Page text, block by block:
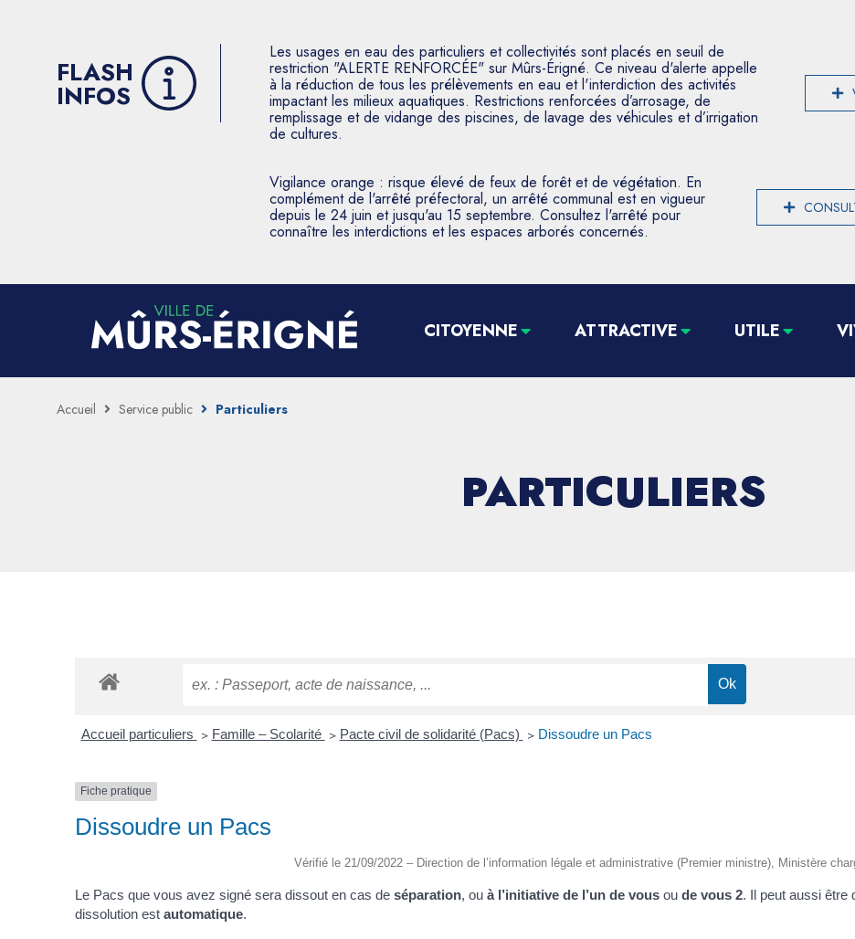
FLASH
INFOS
Les usages en eau des particuliers et collectivités sont placés en seuil de
restriction "ALERTE RENFORCÉE" sur Mûrs-Érigné. Ce niveau d'alerte appelle
à la réduction de tous les prélèvements en eau et l'interdiction des activités
impactant les milieux aquatiques. Restrictions renforcées d’arrosage, de
remplissage et de vidange des piscines, de lavage des véhicules et d’irrigation
de cultures.
Vigilance orange : risque élevé de feux de forêt et de végétation. En
complément de l'arrêté préfectoral, un arrêté communal est en vigueur
depuis le 24 juin et jusqu'au 15 septembre. Consultez l'arrêté pour
connaître les interdictions et les espaces arborés concernés.
CITOYENNE ATTRACTIVE UTILE
Accueil Service public Particuliers
PARTICULIERS
Accueil particuliers > Famille – Scolarité > Pacte civil de solidarité (Pacs) > Dissoudre un Pacs
Fiche pratique
Dissoudre un Pacs
Vérifié le 21/09/2022 – Direction de l’information légale et administrative (Premier ministre), Ministère
Le Pacs que vous avez signé sera dissout en cas de séparation, ou à l’initiative de l’un de vous ou de vous 2. Il peut aussi être
dissolution est automatique.